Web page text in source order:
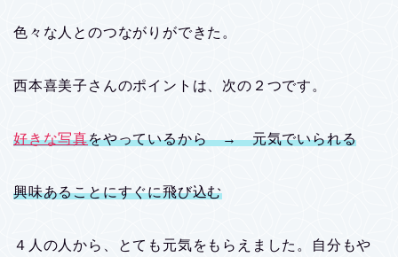
色々な人とのつながりができた。
西本喜美子さんのポイントは、次の２つです。
好きな写真をやっているから → 元気でいられる
興味あることにすぐに飛び込む
４人の人から、とても元気をもらえました。自分もや